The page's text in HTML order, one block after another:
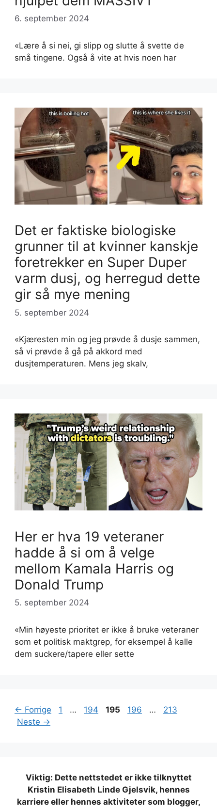
6. september 2024
«Lære å si nei, gi slipp og slutte å svette de
små tingene. Også å vite at hvis noen har
Det er faktiske biologiske
grunner til at kvinner kanskje
foretrekker en Super Duper
varm dusj, og herregud dette
gir så mye mening
5. september 2024
«Kjæresten min og jeg prøvde å dusje sammen,
så vi prøvde å gå på akkord med
dusjtemperaturen. Mens jeg skalv,
Her er hva 19 veteraner
hadde å si om å velge
mellom Kamala Harris og
Donald Trump
5. september 2024
«Min høyeste prioritet er ikke å bruke veteraner
som et politisk maktgrep, for eksempel å kalle
dem suckere/tapere eller sette
← Forrige Side
1 … Side
194 Side
195 Side
196 … Side
213
Neste →
Viktig: Dette nettstedet er ikke tilknyttet
Kristin Elisabeth Linde Gjelsvik, hennes
karriere eller hennes aktiviteter som blogger,